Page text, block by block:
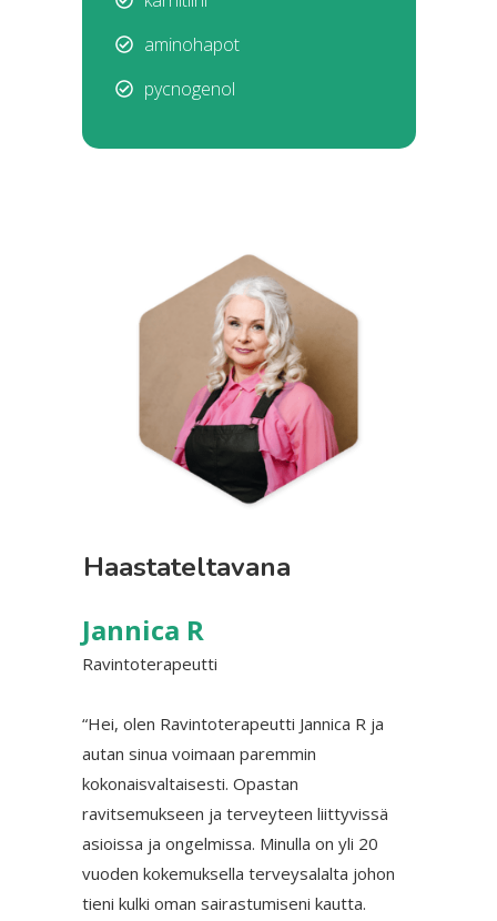
aminohapot
pycnogenol
Haastateltavana
Jannica R
Ravintoterapeutti
“Hei, olen Ravintoterapeutti Jannica R ja
autan sinua voimaan paremmin
kokonaisvaltaisesti. Opastan
ravitsemukseen ja terveyteen liittyvissä
asioissa ja ongelmissa. Minulla on yli 20
vuoden kokemuksella terveysalalta johon
tieni kulki oman sairastumiseni kautta.